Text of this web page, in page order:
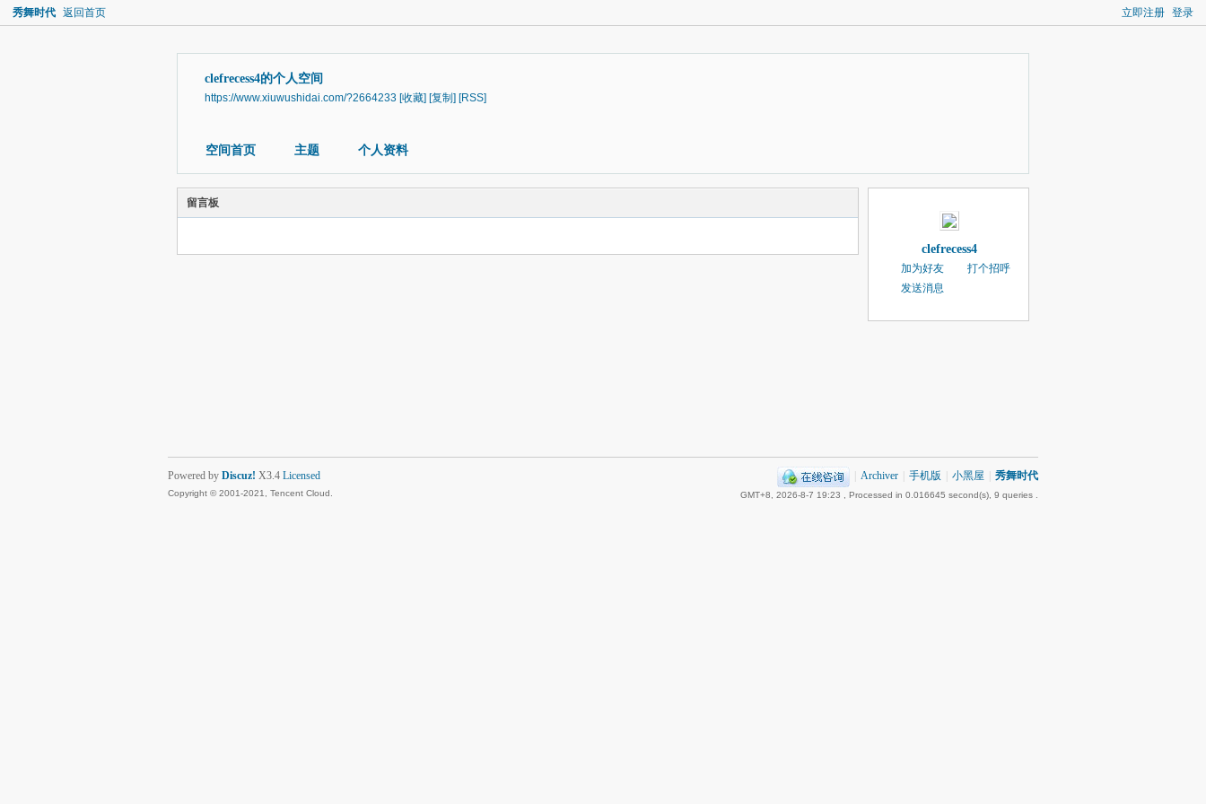
立即注册 登录
秀舞时代 返回首页
clefrecess4的个人空间
https://www.xiuwushidai.com/?2664233 [收藏] [复制] [RSS]
空间首页 主题 个人资料
留言板
clefrecess4
加为好友
打个招呼
发送消息
Archiver 手机版 小黑屋 秀舞时代
GMT+8, 2026-8-7 19:23 , Processed in 0.016645 second(s), 9 queries .
Powered by Discuz! X3.4 Licensed
Copyright © 2001-2021, Tencent Cloud.